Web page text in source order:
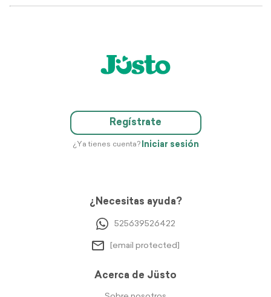
Regístrate
¿Ya tienes cuenta? Iniciar sesión
¿Necesitas ayuda?
525639526422
[email protected]
Acerca de Jüsto